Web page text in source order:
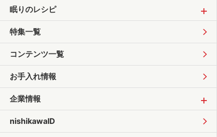
眠りのレシピ
特集一覧
コンテンツ一覧
お手入れ情報
企業情報
nishikawaID